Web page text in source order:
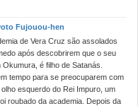
Fujouou-hen
de Vera Cruz são assolados
após descobrirem que o seu
é filho de Satanás.
tempo para se preocuparem com
esquerdo do Rei Impuro, um
roubado da academia. Depois da